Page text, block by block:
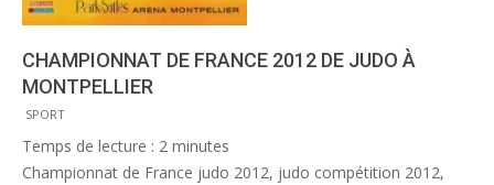
CHAMPIONNAT DE FRANCE 2012 DE JUDO À
MONTPELLIER
2012-
10-
08
SPORT
Temps de lecture : 2 minutes
Championnat de France judo 2012, judo compétition 2012,